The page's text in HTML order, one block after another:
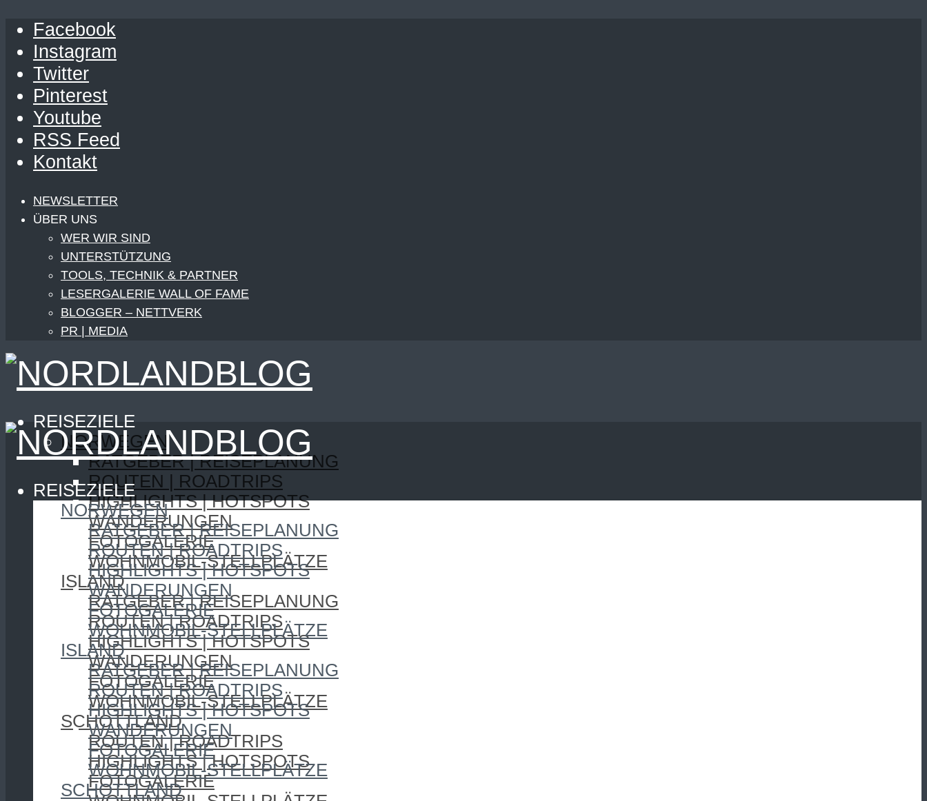
Facebook
Instagram
Twitter
Pinterest
Youtube
RSS Feed
Kontakt
NEWSLETTER
ÜBER UNS
WER WIR SIND
UNTERSTÜTZUNG
TOOLS, TECHNIK & PARTNER
LESERGALERIE WALL OF FAME
BLOGGER – NETTVERK
PR | MEDIA
REISEZIELE
NORWEGEN
RATGEBER | REISEPLANUNG
ROUTEN | ROADTRIPS
HIGHLIGHTS | HOTSPOTS
WANDERUNGEN
FOTOGALERIE
WOHNMOBIL-STELLPLÄTZE
ISLAND
RATGEBER | REISEPLANUNG
ROUTEN | ROADTRIPS
HIGHLIGHTS | HOTSPOTS
WANDERUNGEN
FOTOGALERIE
WOHNMOBIL-STELLPLÄTZE
SCHOTTLAND
ROUTEN | ROADTRIPS
HIGHLIGHTS | HOTSPOTS
FOTOGALERIE
REISEZIELE
NORWEGEN
RATGEBER | REISEPLANUNG
ROUTEN | ROADTRIPS
HIGHLIGHTS | HOTSPOTS
WANDERUNGEN
FOTOGALERIE
WOHNMOBIL-STELLPLÄTZE
ISLAND
RATGEBER | REISEPLANUNG
ROUTEN | ROADTRIPS
HIGHLIGHTS | HOTSPOTS
WANDERUNGEN
FOTOGALERIE
WOHNMOBIL-STELLPLÄTZE
SCHOTTLAND